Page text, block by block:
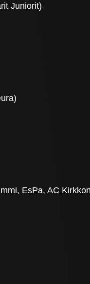
Juniorit)
EsPa, AC